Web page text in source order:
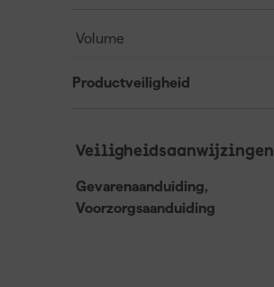
Volume
Productveiligheid
Veiligheidsaanwijzingen
Gevarenaanduiding,
Voorzorgsaanduiding